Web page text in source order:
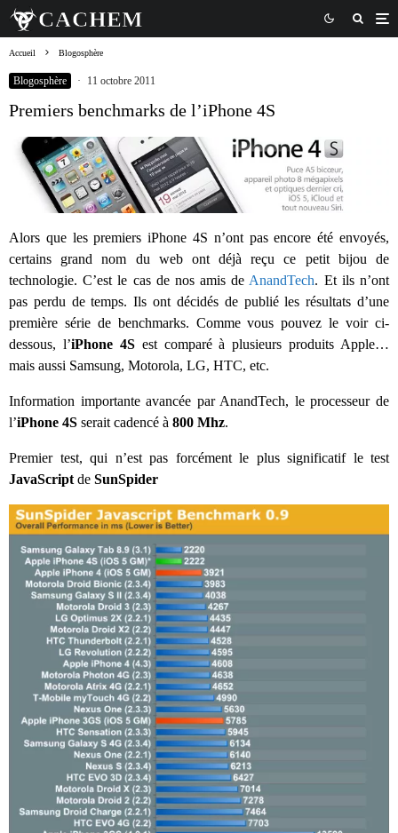
Accueil Blogosphère
Blogosphère · 11 octobre 2011
Premiers benchmarks de l’iPhone 4S
Alors que les premiers iPhone 4S n’ont pas encore été envoyés,
certains grand nom du web ont déjà reçu ce petit bijou de
technologie. C’est le cas de nos amis de AnandTech. Et ils n’ont
pas perdu de temps. Ils ont décidés de publié les résultats d’une
première série de benchmarks. Comme vous pouvez le voir ci-
dessous, l’iPhone 4Sest comparé à plusieurs produits Apple…
mais aussi Samsung, Motorola, LG, HTC, etc.
Information importante avancée par AnandTech, le processeur de
l’iPhone 4S serait cadencé à 800 Mhz.
Premier test, qui n’est pas forcément le plus significatif le test
JavaScript de SunSpider